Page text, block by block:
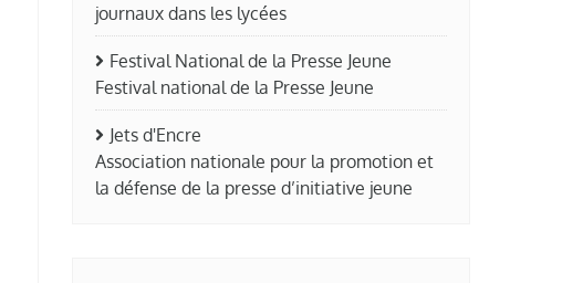
journaux dans les lycées
Festival National de la Presse Jeune
Festival national de la Presse Jeune
Jets d'Encre
Association nationale pour la promotion et
la défense de la presse d’initiative jeune